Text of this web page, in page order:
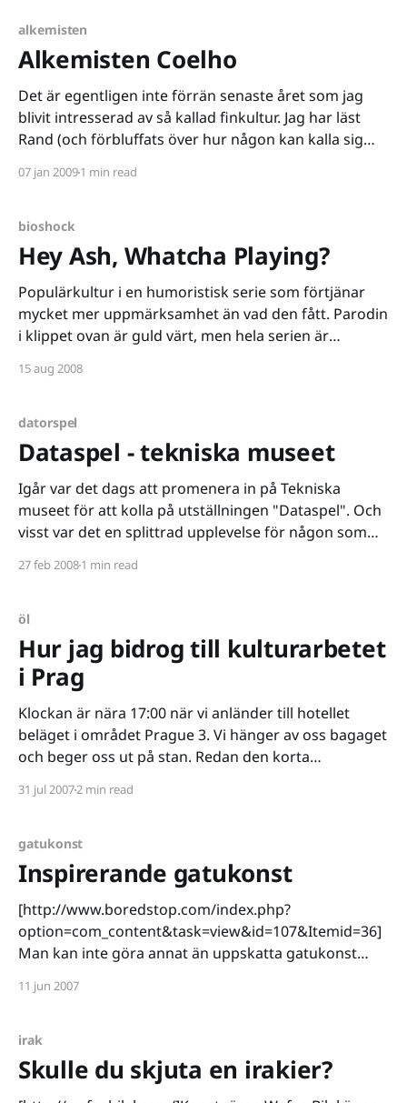
alkemisten
Alkemisten Coelho
Det är egentligen inte förrän senaste året som jag
blivit intresserad av så kallad finkultur. Jag har läst
Rand (och förbluffats över hur någon kan kalla sig
förundrats över denna människas tankevärld) och till
07 jan 20091 min read
bioshock
Hey Ash, Whatcha Playing?
Populärkultur i en humoristisk serie som förtjänar
mycket mer uppmärksamhet än vad den fått. Parodin
i klippet ovan är guld värt, men hela serien är
frånkopplat sig den barnsliga humorn, men om man
15 aug 2008
datorspel
Dataspel - tekniska museet
Igår var det dags att promenera in på Tekniska
museet för att kolla på utställningen "Dataspel". Och
visst var det en splittrad upplevelse för någon som
förvånande ligger kunskapsnivån på en ytlig nivå,
27 feb 20081 min read
öl
Hur jag bidrog till kulturarbetet
i Prag
Klockan är nära 17:00 när vi anländer till hotellet
beläget i området Prague 3. Vi hänger av oss bagaget
och beger oss ut på stan. Redan den korta
häpnadsväckande. Varenda byggnad är ett
vår
31 jul 20072 min read
gatukonst
Inspirerande gatukonst
[http://www.boredstop.com/index.php?
option=com_content&task=view&id=107&Itemid=36]
Man kan inte göra annat än uppskatta gatukonst
(klickbar). Ambitionsnivån är uppenbart skyhög och
lekfullheten
11 jun 2007
irak
Skulle du skjuta en irakier?